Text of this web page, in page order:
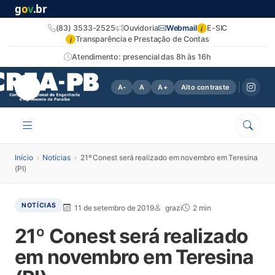
gov.br
Atendimento: presencial das 8h às 16h
(83) 3533-2525 Ouvidoria Webmail i E-SIC
i Transparência e Prestação de Contas
A- A A+ Alto contraste
Início › Notícias › 21º Conest será realizado em novembro em Teresina
(PI)
NOTÍCIAS 11 de setembro de 2019 grazi 2 min
21º Conest será realizado
em novembro em Teresina